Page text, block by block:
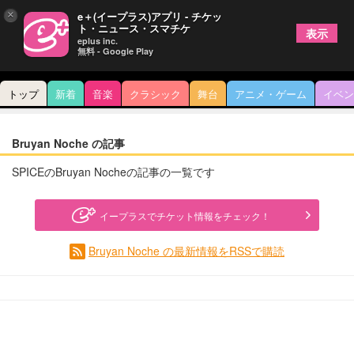
トップ 新着 音楽 クラシック 舞台 アニメ・ゲーム イベ
Bruyan Noche の記事
SPICEのBruyan Nocheの記事の一覧です
イープラスでチケット情報をチェック！
Bruyan Noche の最新情報をRSSで購読
× e＋(イープラス)アプリ - チケッ
ト・ニュース・スマチケ
eplus inc.
無料 - Google Play
表示